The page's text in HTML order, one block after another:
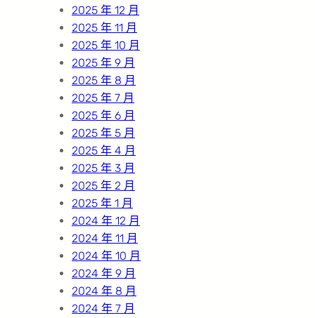
2025 年 12 月
2025 年 11 月
2025 年 10 月
2025 年 9 月
2025 年 8 月
2025 年 7 月
2025 年 6 月
2025 年 5 月
2025 年 4 月
2025 年 3 月
2025 年 2 月
2025 年 1 月
2024 年 12 月
2024 年 11 月
2024 年 10 月
2024 年 9 月
2024 年 8 月
2024 年 7 月